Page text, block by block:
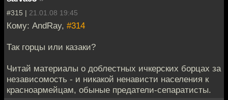
#315 | 21.01.08 19:45
Кому: AndRay, #314
Так горцы или казаки?
Читай материалы о доблестных ичкерских борцах за
независомость - и никакой ненависти населения к
красноармейцам, обыные предатели-сепаратисты.